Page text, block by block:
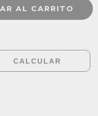
CALCULAR